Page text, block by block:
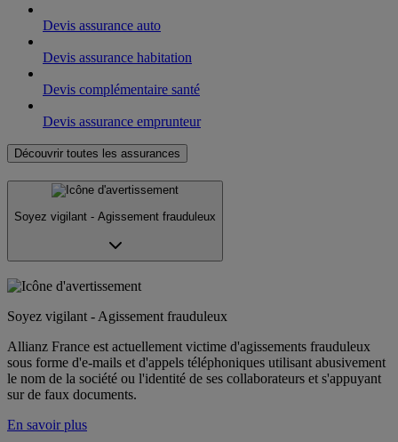
Devis assurance auto
Devis assurance habitation
Devis complémentaire santé
Devis assurance emprunteur
Découvrir toutes les assurances
Soyez vigilant - Agissement frauduleux
Soyez vigilant - Agissement frauduleux
Allianz France est actuellement victime d'agissements frauduleux
sous forme d'e-mails et d'appels téléphoniques utilisant abusivement
le nom de la société ou l'identité de ses collaborateurs et s'appuyant
sur de faux documents.
En savoir plus